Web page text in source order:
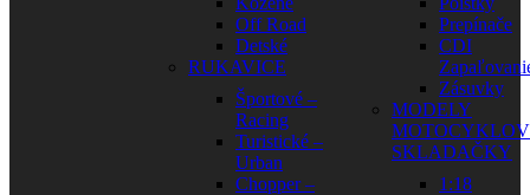
Off Road
Detské
RUKAVICE
Športové –
Racing
Turistické –
Urban
Chopper –
Prepínače
CDI
Zásuvky
MODELY
SKLADAČKY
1:18